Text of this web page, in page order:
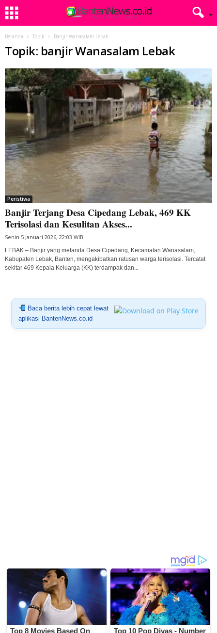
Beranda Topik Banjir Wanasalam Lebak
Topik: banjir Wanasalam Lebak
Peristiwa
Banjir Terjang Desa Cipedang Lebak, 469 KK
Terisolasi dan Kesulitan Akses...
Senin 5 Januari 2026, 22:03 WIB
LEBAK – Banjir yang melanda Desa Cipedang, Kecamatan Wanasalam,
Kabupaten Lebak, Banten, mengakibatkan ratusan warga terisolasi. Tercatat
sekitar 469 Kepala Keluarga (KK) terdampak dan...
Baca berita lebih cepat lewat
aplikasi BantenNews.co.id